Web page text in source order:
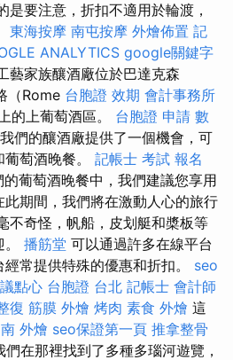
是要注意，折扣不適用於輪渡，
東海按摩 南屯按摩 外燴佈置 記
ANALYTICS google關鍵字
藝家族釀酒廠位於巴達克森
（Rome 台胞證 效期 會計事務所
的上葡萄酒區。 台胞證 申請 數
我們的釀酒廠提供了一個機會，可
萄酒晚餐。 記帳士 考試 報名
的葡萄酒晚餐中，我們建議您享用
期間，我們將在激動人心的旅行
不奇怪，帆船，皮划艇和槳板等
播筋堂 可以通過許多在線平台
常提供特殊的優惠和折扣。 seo
點心 台胞證 台北 記帳士 會計師
復 筋膜 外燴 烤肉 素食 外燴 這
外燴 seo保證第一頁 推拿整骨
在那裡找到了多種多瑙河遊覽，